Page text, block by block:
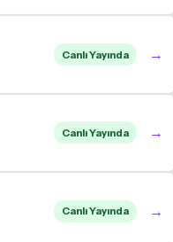
Canlı Yayında →
Canlı Yayında →
Canlı Yayında →